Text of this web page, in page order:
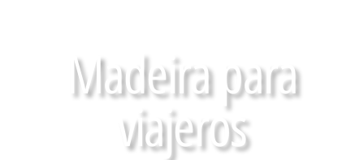
Madeira para
viajeros